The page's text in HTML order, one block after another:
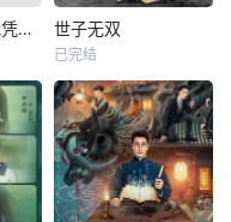
气运三角洲，我凭操作吊打全球 世子无双
已完结